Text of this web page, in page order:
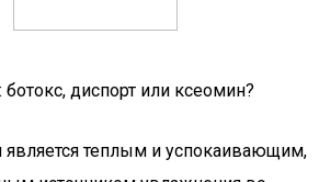
диспорт или ксеомин?
является теплым и успокаивающим,